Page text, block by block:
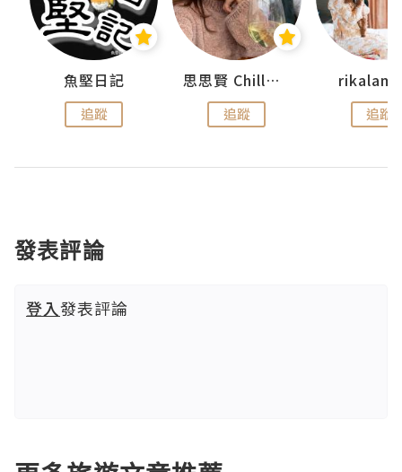
魚堅日記
追蹤
思思賢 ChillMyBabe
追蹤 追蹤
發表評論
登入發表評論